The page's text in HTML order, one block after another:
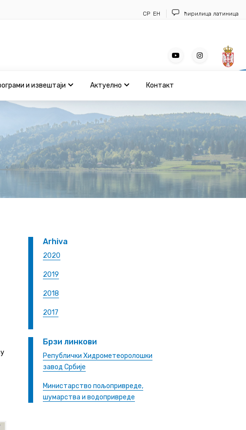
СР ЕН ћирилица латиница
и извештаји Актуелно Контакт
Arhiva
2020
2019
2018
2017
Брзи линкови
Републички Хидрометеоролошки
завод Србије
Министарство пољопривреде,
шумарства и водопривреде